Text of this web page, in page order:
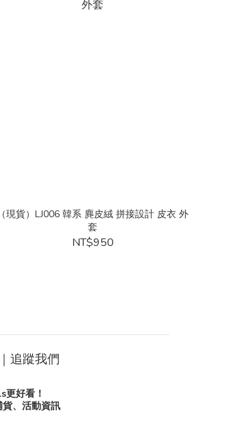
（現貨）LJ006 韓系 麂皮絨 拼接設計 皮衣 外
套
NT$950
追蹤我們
好看！
、活動資訊